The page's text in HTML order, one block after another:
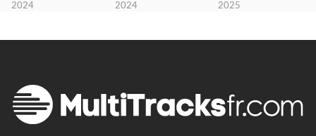
2024 2024 2025